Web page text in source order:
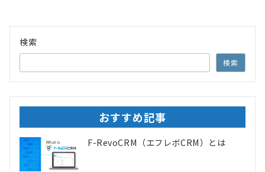
ペ
ー
ジ
送
り
検索
検索
おすすめ記事
F-RevoCRM（エフレボCRM）とは